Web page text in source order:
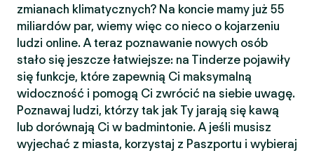
zmianach klimatycznych? Na koncie mamy już 55
miliardów par, wiemy więc co nieco o kojarzeniu
ludzi online. A teraz poznawanie nowych osób
stało się jeszcze łatwiejsze: na Tinderze pojawiły
się funkcje, które zapewnią Ci maksymalną
widoczność i pomogą Ci zwrócić na siebie uwagę.
Poznawaj ludzi, którzy tak jak Ty jarają się kawą
lub dorównają Ci w badmintonie. A jeśli musisz
wyjechać z miasta, korzystaj z Paszportu i wybieraj